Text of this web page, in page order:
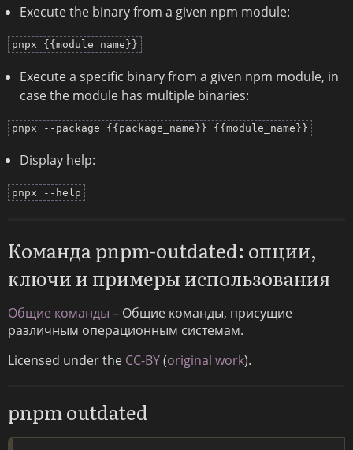
Execute the binary from a given npm module:
pnpx {{module_name}}
Execute a specific binary from a given npm module, in
case the module has multiple binaries:
pnpx --package {{package_name}} {{module_name}}
Display help:
pnpx --help
Команда pnpm-outdated: опции,
ключи и примеры использования
Общие команды – Общие команды, присущие
различным операционным системам.
Licensed under the CC-BY(original work).
pnpm outdated